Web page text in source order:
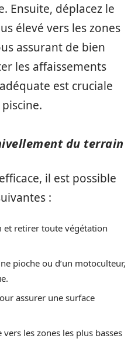
Ensuite, déplacez le
élevé vers les zones
assurant de bien
les affaissements
est cruciale
du terrain
il est possible
:
et retirer toute végétation
pioche ou d’un motoculteur,
assurer une surface
les zones les plus basses